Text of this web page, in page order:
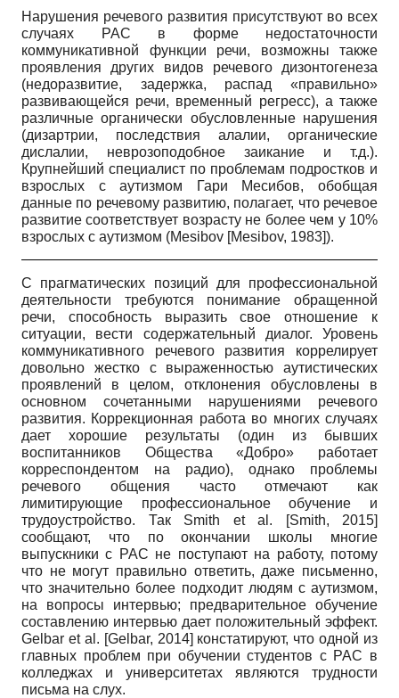
Нарушения речевого развития присутствуют во всех
случаях РАС в форме недостаточности
коммуникативной функции речи, возможны также
проявления других видов речевого дизонтогенеза
(недоразвитие, задержка, распад «правильно»
развивающейся речи, временный регресс), а также
различные органически обусловленные нарушения
(дизартрии, последствия алалии, органические
дислалии, неврозоподобное заикание и т.д.).
Крупнейший специалист по проблемам подростков и
взрослых с аутизмом Гари Месибов, обобщая
данные по речевому развитию, полагает, что речевое
развитие соответствует возрасту не более чем у 10%
взрослых с аутизмом (Mesibov [Mesibov, 1983]).
С прагматических позиций для профессиональной
деятельности требуются понимание обращенной
речи, способность выразить свое отношение к
ситуации, вести содержательный диалог. Уровень
коммуникативного речевого развития коррелирует
довольно жестко с выраженностью аутистических
проявлений в целом, отклонения обусловлены в
основном сочетанными нарушениями речевого
развития. Коррекционная работа во многих случаях
дает хорошие результаты (один из бывших
воспитанников Общества «Добро» работает
корреспондентом на радио), однако проблемы
речевого общения часто отмечают как
лимитирующие профессиональное обучение и
трудоустройство. Так Smith et al. [Smith, 2015]
сообщают, что по окончании школы многие
выпускники с РАС не поступают на работу, потому
что не могут правильно ответить, даже письменно,
что значительно более подходит людям с аутизмом,
на вопросы интервью; предварительное обучение
составлению интервью дает положительный эффект.
Gelbar et al. [Gelbar, 2014] констатируют, что одной из
главных проблем при обучении студентов с РАС в
колледжах и университетах являются трудности
письма на слух.